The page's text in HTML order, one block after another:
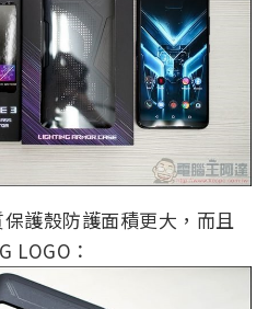
護殼防護面積更大，而且
LOGO：